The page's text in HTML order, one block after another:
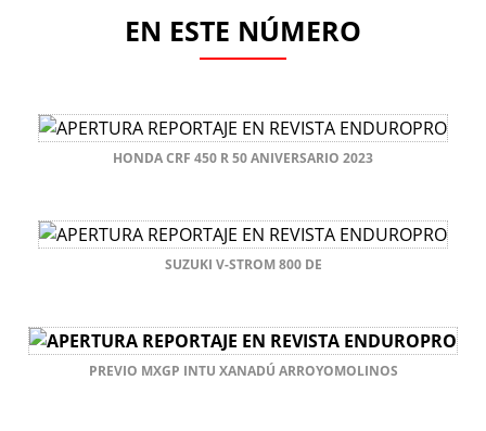
EN ESTE NÚMERO
HONDA CRF 450 R 50 ANIVERSARIO 2023
SUZUKI V-STROM 800 DE
PREVIO MXGP INTU XANADÚ ARROYOMOLINOS